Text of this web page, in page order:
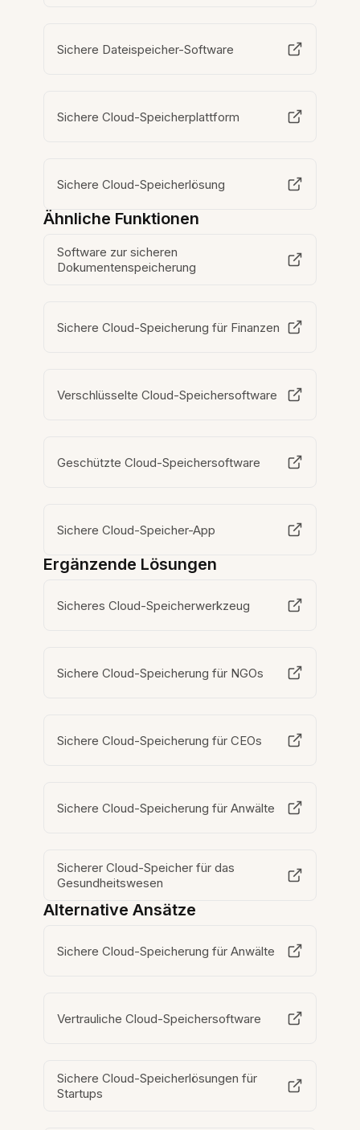
Sichere Dateispeicher-Software
Sichere Cloud-Speicherplattform
Sichere Cloud-Speicherlösung
Ähnliche Funktionen
Software zur sicheren
Dokumentenspeicherung
Sichere Cloud-Speicherung für Finanzen
Verschlüsselte Cloud-Speichersoftware
Geschützte Cloud-Speichersoftware
Sichere Cloud-Speicher-App
Ergänzende Lösungen
Sicheres Cloud-Speicherwerkzeug
Sichere Cloud-Speicherung für NGOs
Sichere Cloud-Speicherung für CEOs
Sichere Cloud-Speicherung für Anwälte
Sicherer Cloud-Speicher für das
Gesundheitswesen
Alternative Ansätze
Sichere Cloud-Speicherung für Anwälte
Vertrauliche Cloud-Speichersoftware
Sichere Cloud-Speicherlösungen für
Startups